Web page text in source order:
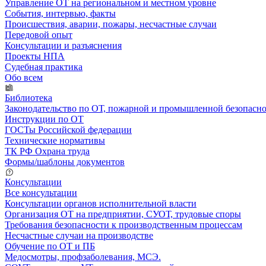
Управление ОТ на региональном и местном уровне
События, интервью, факты
Происшествия, аварии, пожары, несчастные случаи
Передовой опыт
Консультации и разъяснения
Проекты НПА
Судебная практика
Обо всем
Библиотека
Законодательство по ОТ, пожарной и промышленной
Инструкции по ОТ
ГОСТы Российской федерации
Технические нормативы
ТК РФ Охрана труда
Формы/шаблоны документов
Консультации
Все консультации
Консультации органов исполнительной власти
Организация ОТ на предприятии, СУОТ, трудовые споры
Требования безопасности к производственным процессам
Несчастные случаи на производстве
Обучение по ОТ и ПБ
Медосмотры, профзаболевания, МСЭ.